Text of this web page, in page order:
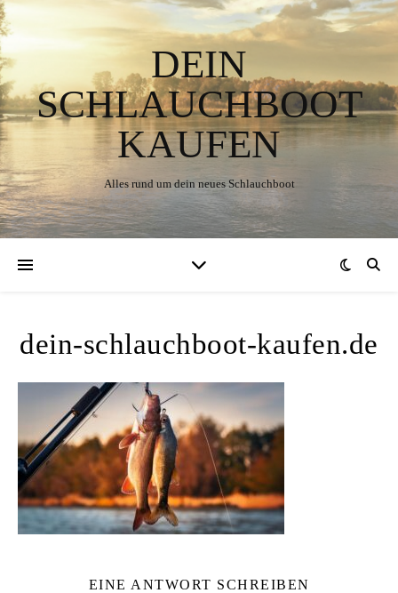
DEIN
SCHLAUCHBOOT
KAUFEN
Alles rund um dein neues Schlauchboot
dein-schlauchboot-kaufen.de
EINE ANTWORT SCHREIBEN